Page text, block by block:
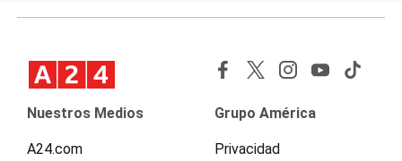
Nuestros Medios
A24.com
Grupo América
Privacidad